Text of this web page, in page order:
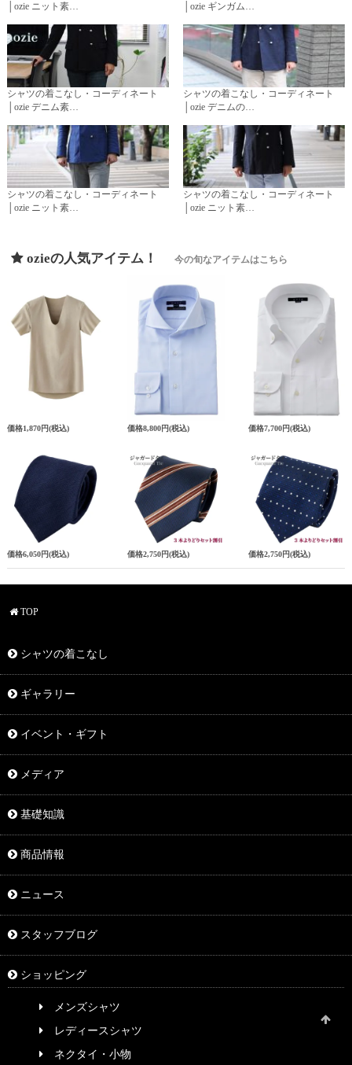
│ozie ニット素…
│ozie ギンガム…
シャツの着こなし・コーディネート
│ozie デニム素…
シャツの着こなし・コーディネート
│ozie デニムの…
シャツの着こなし・コーディネート
│ozie ニット素…
シャツの着こなし・コーディネート
│ozie ニット素…
ozieの人気アイテム！ 今の旬なアイテムはこちら
価格1,870円(税込) 価格8,800円(税込) 価格7,700円(税込)
価格6,050円(税込) 価格2,750円(税込) 価格2,750円(税込)
TOP
シャツの着こなし
ギャラリー
イベント・ギフト
メディア
基礎知識
商品情報
ニュース
スタッフブログ
ショッピング
メンズシャツ
レディースシャツ
ネクタイ・小物